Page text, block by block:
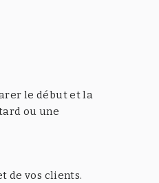
le début et la
ou une
de vos clients.